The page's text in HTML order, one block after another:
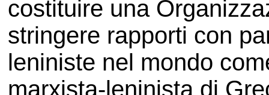
costituire una
stringere rapporti con
leniniste nel mondo
marxista-leninista di